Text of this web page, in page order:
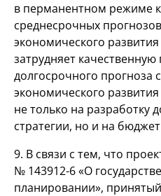
в перманентном режиме
среднесрочных
экономического
затрудняет качественную
долгосрочного прогноза
экономического
не только на разработку
стратегии, но и на
9. В связи с тем, что
№ 143912-6«О
планировании»,